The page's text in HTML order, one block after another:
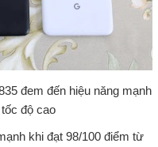
đem đến hiệu năng mạnh
độ cao
khi đạt 98/100 điểm từ